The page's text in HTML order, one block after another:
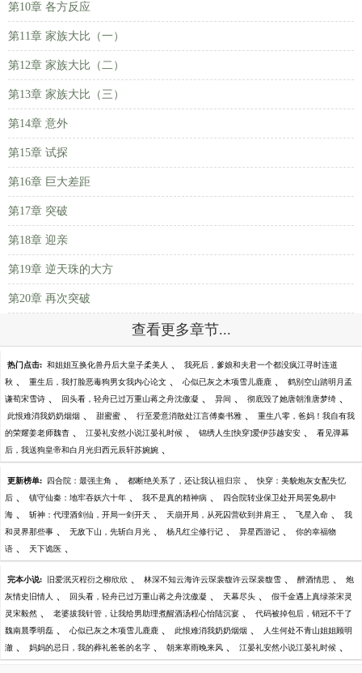
第10章 各方反应
第11章 家族大比（一）
第12章 家族大比（二）
第13章 家族大比（三）
第14章 意外
第15章 试探
第16章 巨大差距
第17章 突破
第18章 迎亲
第19章 逆天珠的大方
第20章 再次突破
查看更多章节...
热门点击: 和姐姐互换化兽丹后大皇子柔美人 、 我死后，爹娘和夫君一个都没疯江寻时连道
秋 、 重生后，我打脸恶毒狗男女我内心论文 、 心似已灰之木项雪儿鹿鹿 、 鹤别空山踏明月孟
谦荀宋雪诗 、 回头看，轻舟已过万重山蒋之舟沈傲凝 、 异间 、 彻底毁了她唐朝淮唐梦绮 、
此恨难消我奶奶烟烟 、 甜蜜蜜 、 行至爱意消散处江言傅秦书雅 、 重生八零，爸妈！我自有我
的荣耀姜老师魏杳 、 江晏礼安然小说江晏礼时候 、 锦绣人生[快穿]爱伊莎越安安 、 看见弹幕
后，我送狗皇帝和白月光归西元辰轩苏婉婉 、
更新榜单: 四合院：最强主角 、 都断绝关系了，还让我认祖归宗 、 快穿：美貌炮灰女配失忆
后 、 镇守仙秦：地牢吞妖六十年 、 我不是真的精神病 、 四合院转业保卫处开局罢免易中
海 、 斩神：代理酒剑仙，开局一剑开天 、 天崩开局，从死囚营砍到并肩王 、 飞星入命 、 我
和灵界那些事 、 无敌下山，先斩白月光 、 杨凡红尘修行记 、 异星西游记 、 你的幸福物
语 、 天下诡医 、
完本小说: 旧爱泯灭程衍之柳欣欣 、 林深不知云海许云琛裴馥许云琛裴馥雪 、 醉酒情思 、 炮
灰情史旧情人 、 回头看，轻舟已过万重山蒋之舟沈傲凝 、 天幕尽头 、 假千金遇上真绿茶宋灵
灵宋毅然 、 老婆拔我针管，让我给男助理煮醒酒汤程心怡陆沉宴 、 代码被掉包后，销冠不干了
魏南晨季明磊 、 心似已灰之木项雪儿鹿鹿 、 此恨难消我奶奶烟烟 、 人生何处不青山姐姐顾明
澈 、 妈妈的忌日，我的葬礼爸爸的名字 、 朝来寒雨晚来风 、 江晏礼安然小说江晏礼时候 、